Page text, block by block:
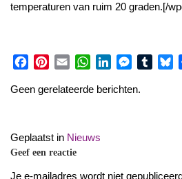
temperaturen van ruim 20 graden.[/
Geen gerelateerde berichten.
Geplaatst in Nieuws
Geef een reactie
Je e-mailadres wordt niet